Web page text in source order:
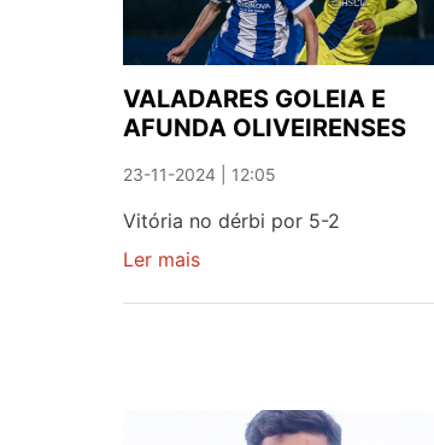
VALADARES GOLEIA E
AFUNDA OLIVEIRENSES
23-11-2024 | 12:05
Vitória no dérbi por 5-2
Ler mais
OLIVEIRENSES